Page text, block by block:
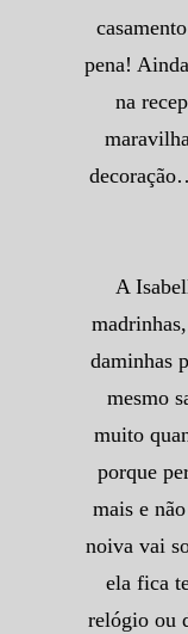
pena!
na
A
daminhas
mesmo
muito
porque
mais e
noiva vai
ela fica
relógio ou